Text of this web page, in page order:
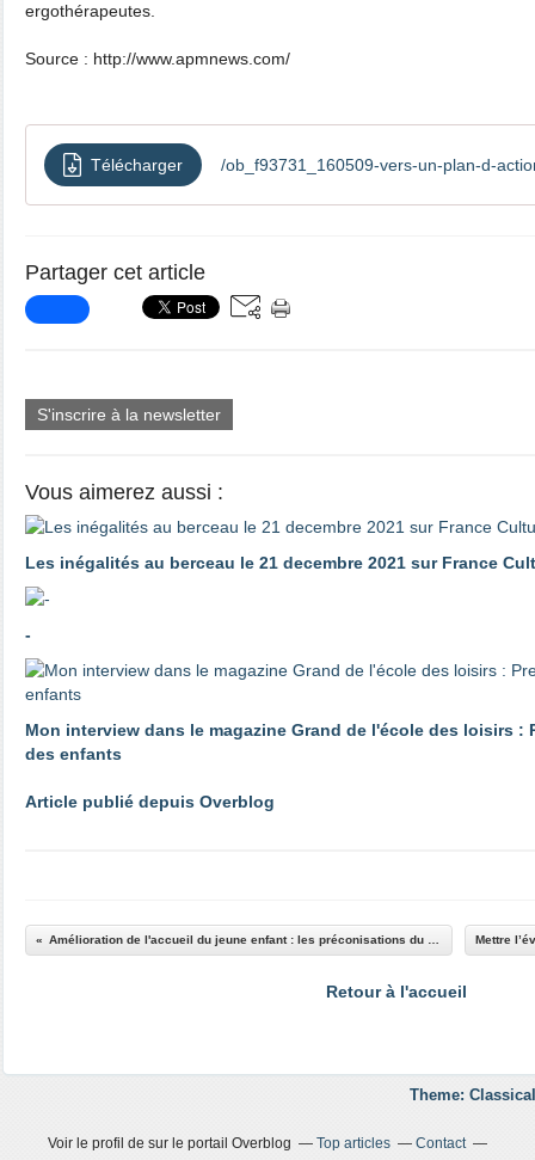
ergothérapeutes.
Source : http://www.apmnews.com/
Télécharger /ob_f93731_160509-vers-un-plan-d-
Partager cet article
S'inscrire à la newsletter
Vous aimerez aussi :
Les inégalités au berceau le 21 decembre 2021 sur France
-
Mon interview dans le magazine Grand de l'école des loisirs :
des enfants
Article publié depuis Overblog
Retour à l'accueil
Theme:
Voir le profil de sur le portail Overblog Top articles
Contact